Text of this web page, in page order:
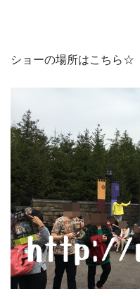
ショーの場所はこちら☆